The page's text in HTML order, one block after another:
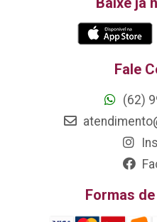
Fale
(62)
Formas